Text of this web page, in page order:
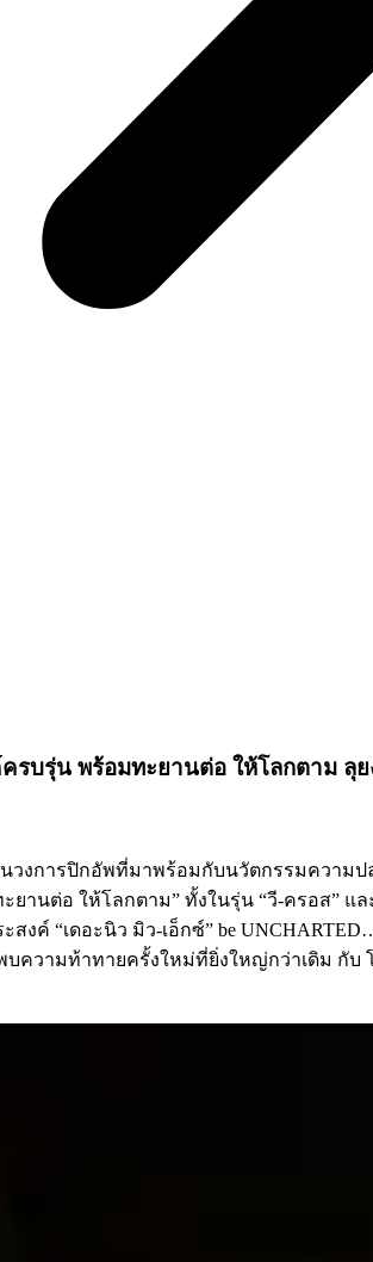
บรุ่น พร้อมทะยานต่อ ให้โลกตาม ลุย
การปิกอัพที่มาพร้อมกับนวัตกรรมความปลอ
ะยานต่อ ให้โลกตาม” ทั้งในรุ่น “วี-ครอส
งค์ “เดอะนิว มิว-เอ็กซ์” be
ความท้าทายครั้งใหม่ที่ยิ่งใหญ่กว่าเดิม กับ